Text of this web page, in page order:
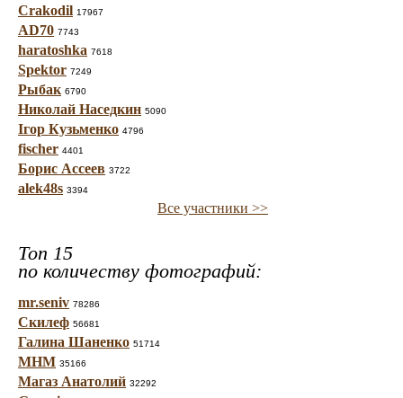
Crakodil 17967
AD70 7743
haratoshka 7618
Spektor 7249
Рыбак 6790
Николай Наседкин 5090
Ігор Кузьменко 4796
fischer 4401
Борис Ассеев 3722
alek48s 3394
Все участники >>
Топ 15
по количеству фотографий:
mr.seniv 78286
Скилеф 56681
Галина Шаненко 51714
МНМ 35166
Магаз Анатолий 32292